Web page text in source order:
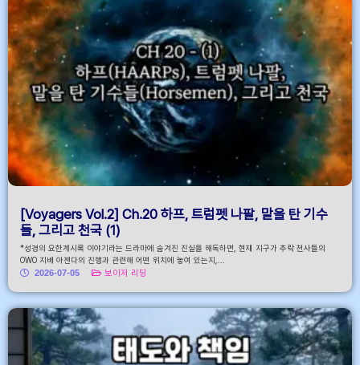
[Voyagers Vol.2] Ch.20 하프, 트럼펫 나팔, 말을 탄 기수
들, 그리고 천국 (1)
*성경의 요한계시록 이야기라는 드라마에 숨겨진 진실을 해독하면, 현재 지구가 추락 천사들의
OWO 지배 아젠다의 진행과 관련해 어떤 위치에 놓여 있는지,...
2026-07-05
보이저 리딩